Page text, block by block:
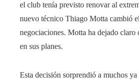
el club tenía previsto renovar al
nuevo técnico Thiago Motta cambió
negociaciones. Motta ha dejado claro
en sus planes.
Esta decisión sorprendió a muchos ya